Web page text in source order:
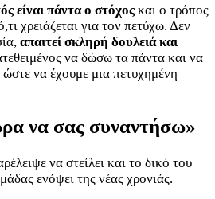
είναι πάντα ο στόχοςκαι ο τρόπος
χρειάζεται για τον πετύχω. Δεν
απαιτεί σκληρή δουλειά και
να δώσω τα πάντα και να
να έχουμε μια πετυχημένη
να σας συναντήσω»
να στείλει και το δικό του
ενόψει της νέας χρονιάς.